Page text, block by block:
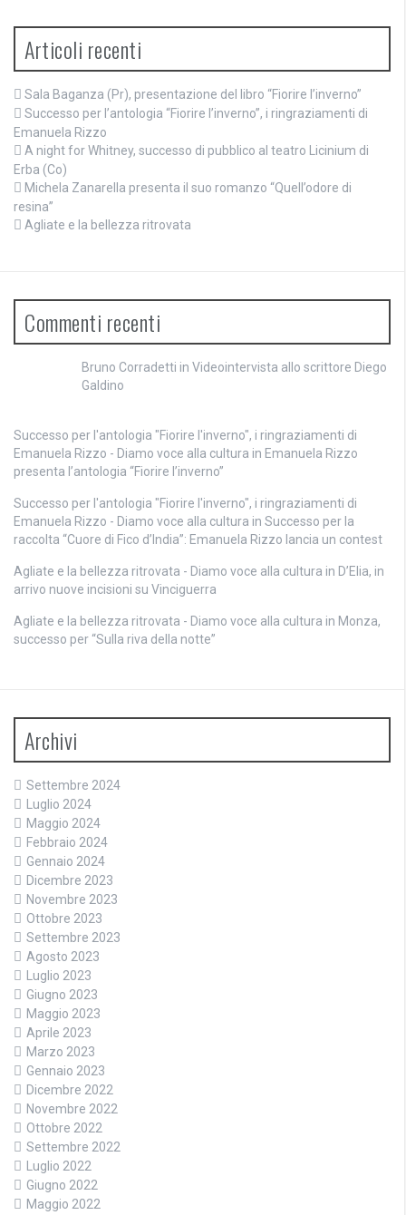
Articoli recenti
Sala Baganza (Pr), presentazione del libro “Fiorire l’inverno”
Successo per l’antologia “Fiorire l’inverno”, i ringraziamenti di
Emanuela Rizzo
A night for Whitney, successo di pubblico al teatro Licinium di
Erba (Co)
Michela Zanarella presenta il suo romanzo “Quell’odore di
resina”
Agliate e la bellezza ritrovata
Commenti recenti
Bruno Corradetti in Videointervista allo scrittore Diego
Galdino
Successo per l'antologia "Fiorire l'inverno", i ringraziamenti di
Emanuela Rizzo - Diamo voce alla cultura in Emanuela Rizzo
presenta l’antologia “Fiorire l’inverno”
Successo per l'antologia "Fiorire l'inverno", i ringraziamenti di
Emanuela Rizzo - Diamo voce alla cultura in Successo per la
raccolta “Cuore di Fico d’India”: Emanuela Rizzo lancia un contest
Agliate e la bellezza ritrovata - Diamo voce alla cultura in D’Elia, in
arrivo nuove incisioni su Vinciguerra
Agliate e la bellezza ritrovata - Diamo voce alla cultura in Monza,
successo per “Sulla riva della notte”
Archivi
Settembre 2024
Luglio 2024
Maggio 2024
Febbraio 2024
Gennaio 2024
Dicembre 2023
Novembre 2023
Ottobre 2023
Settembre 2023
Agosto 2023
Luglio 2023
Giugno 2023
Maggio 2023
Aprile 2023
Marzo 2023
Gennaio 2023
Dicembre 2022
Novembre 2022
Ottobre 2022
Settembre 2022
Luglio 2022
Giugno 2022
Maggio 2022